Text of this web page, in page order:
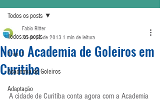
Todos os posts
1 vs. 1
Academia de Goleiros
Adaptação
Todos os posts
Novo Academia de Goleiros em
Curitiba
Fabio Ritter
30 de jul. de 2013 1 min de leitura
A cidade de Curitiba conta agora com a Academia